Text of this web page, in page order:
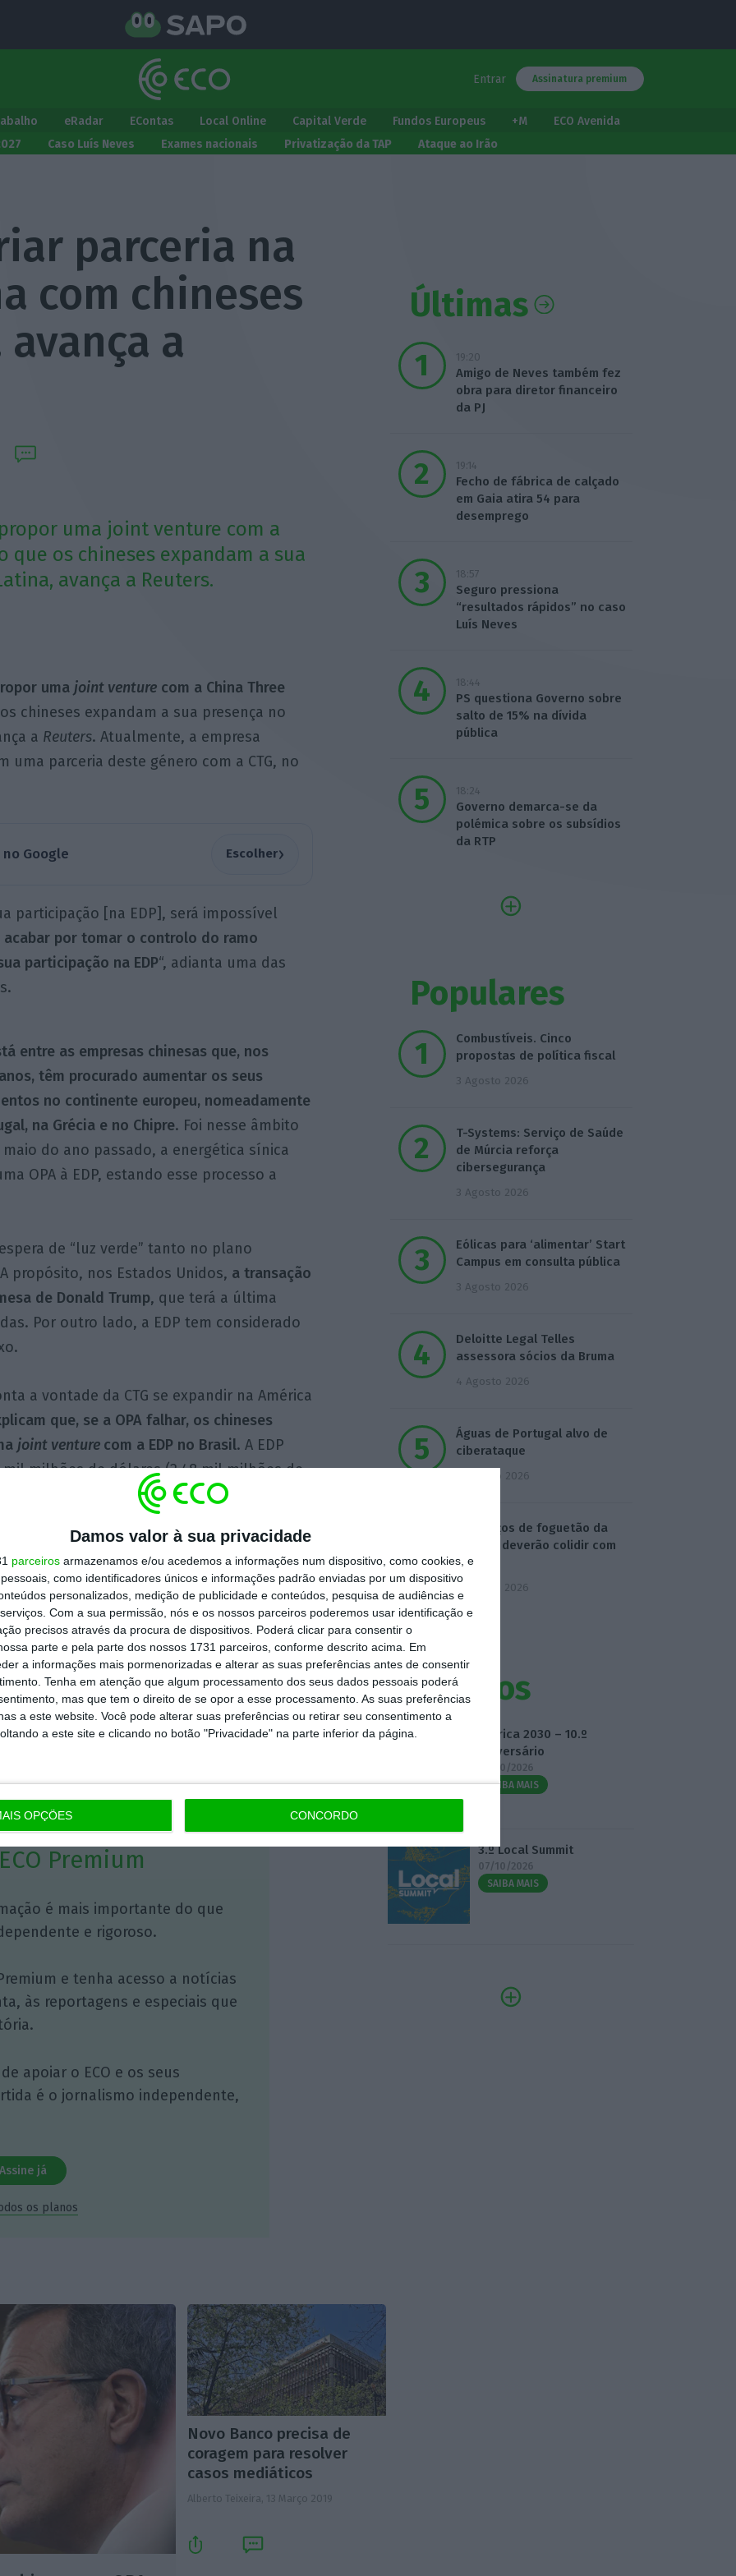
Damos valor à sua privacidade
parceiros armazenamos e/ou acedemos a informações num dispositivo, como cookies, e
como identificadores únicos e informações padrão enviadas por um dispositivo
personalizados, medição de publicidade e conteúdos, pesquisa de audiências e
Com a sua permissão, nós e os nossos parceiros poderemos usar identificação e
precisos através da procura de dispositivos. Poderá clicar para consentir o
parte e pela parte dos nossos 1731 parceiros, conforme descrito acima. Em
a informações mais pormenorizadas e alterar as suas preferências antes de consentir
Tenha em atenção que algum processamento dos seus dados pessoais poderá
mas que tem o direito de se opor a esse processamento. As suas preferências
a este website. Você pode alterar suas preferências ou retirar seu consentimento a
a este site e clicando no botão "Privacidade" na parte inferior da página.
OPÇÕES CONCORDO
Entrar Assinatura premium
eRadar EContas Local Online Capital Verde Fundos Europeus +M
ECO Avenida
Caso Luís Neves Exames nacionais Privatização da TAP Ataque ao Irão
parceria na
com chineses
avança a
propor uma joint venture com a
que os chineses expandam a sua
avança a Reuters.
uma joint venturecom a China Three
chineses expandam a sua presença no
a Reuters. Atualmente, a empresa
uma parceria deste género com a CTG, no
Google Escolher›
participação [na EDP], será impossível
acabar por tomar o controlo do ramo
participação na EDP“, adianta uma das
entre as empresas chinesas que, nos
têm procurado aumentar os seus
no continente europeu, nomeadamente
na Grécia e no Chipre. Foi nesse âmbito
do ano passado, a energética sínica
OPA à EDP, estando esse processo a
de “luz verde” tanto no plano
propósito, nos Estados Unidos, a transação
de Donald Trump, que terá a última
Por outro lado, a EDP tem considerado
a vontade da CTG se expandir na América
que, se a OPA falhar, os chineses
joint venture com a EDP no Brasil. A EDP
milhões de dólares (2,48 mil milhões de
brasileiros.
por António Mexia,a EDP pretende
de euros em Portugal e em Espanha. Além
quatro mil milhões de euros com a
posições maioritárias em parques eólicos
Isto para apoiar a expansão da gigante
as suas contas.
Premium
é mais importante do que
e rigoroso.
e tenha acesso a notícias
às reportagens e especiais que
apoiar o ECO e os seus
é o jornalismo independente,
Assine já
os planos
Últimas
19:20
Amigo de Neves também fez
obra para diretor financeiro
da PJ
19:14
Fecho de fábrica de calçado
em Gaia atira 54 para
desemprego
18:57
Seguro pressiona
“resultados rápidos” no caso
Luís Neves
18:44
PS questiona Governo sobre
salto de 15% na dívida
pública
18:24
Governo demarca-se da
polémica sobre os subsídios
da RTP
Populares
Combustíveis. Cinco
propostas de política fiscal
3 Agosto 2026
T-Systems: Serviço de Saúde
de Múrcia reforça
cibersegurança
3 Agosto 2026
Eólicas para ‘alimentar’ Start
Campus em consulta pública
3 Agosto 2026
Deloitte Legal Telles
assessora sócios da Bruma
4 Agosto 2026
Águas de Portugal alvo de
ciberataque
4 Agosto 2026
Destroços de foguetão da
SpaceX deverão colidir com
Lua
5 Agosto 2026
Eventos
Fábrica 2030 – 10.º
Aniversário
14/10/2026
SAIBA MAIS
3.º Local Summit
07/10/2026
SAIBA MAIS
Novo Banco precisa de
coragem para resolver
casos mediáticos
Alberto Teixeira, 13 Março 2019